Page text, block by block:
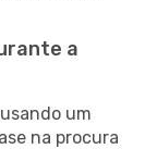
a
um
na procura